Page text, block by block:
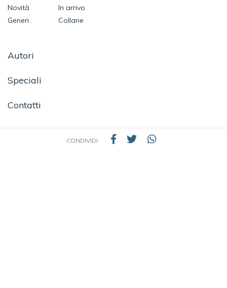
CONDIVIDI
Novità
In arrivo
Generi
Collane
Autori
Speciali
Contatti